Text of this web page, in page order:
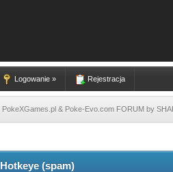
Logowanie » Rejestracja
PokeXGames.pl & Poke-Evo.com FORUM by
Hotkeye (spam)